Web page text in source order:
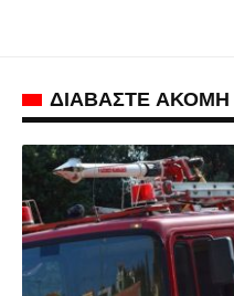
ΔΙΑΒΑΣΤΕ ΑΚΟΜΗ